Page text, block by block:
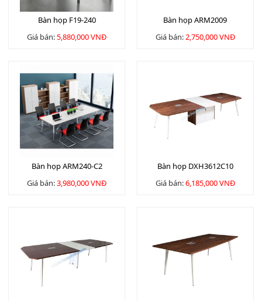
Bàn họp F19-240
Giá bán:5,880,000 VNĐ
Bàn họp ARM2009
Giá bán:2,750,000 VNĐ
Bàn họp ARM240-C2
Giá bán:3,980,000 VNĐ
Bàn họp DXH3612C10
Giá bán:6,185,000 VNĐ